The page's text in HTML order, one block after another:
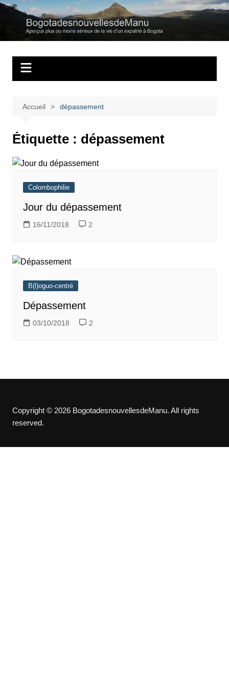
Aller
contenu
Regards personnels sur la vie d’expatrié à Bogota
Accueil dépassement
Étiquette : dépassement
Colombophilie
Jour du dépassement
16/11/2018 2
B(l)oguo-centré
Dépassement
03/10/2018 2
Copyright © 2026 BogotadesnouvellesdeManu. All rights
reserved.